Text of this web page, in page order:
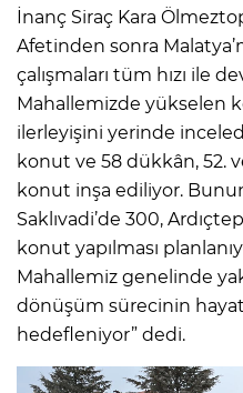
İnanç Siraç Kara
Afetinden sonra
çalışmaları tüm hızı ile
Mahallemizde yükselen
ilerleyişini yerinde
konut ve 58 dükkân, 52.
konut inşa ediliyor.
Saklıvadi’de 300,
konut yapılması
Mahallemiz genelinde
dönüşüm sürecinin
hedefleniyor” dedi.